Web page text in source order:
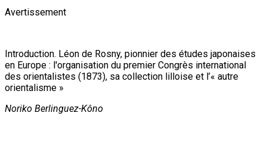
Avertissement
Introduction. Léon de Rosny, pionnier des études japonaises
en Europe : l'organisation du premier Congrès international
des orientalistes (1873), sa collection lilloise et l’« autre
orientalisme »
Noriko Berlinguez-Kôno